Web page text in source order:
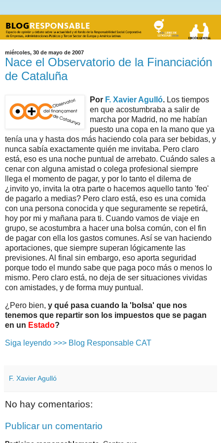
miércoles, 30 de mayo de 2007
Nace el Observatorio de la Financiación
de Cataluña
Por F. Xavier Agulló. Los tiempos
en que acostumbraba a salir de
marcha por Madrid, no me habían
puesto una copa en la mano que ya
tenía una y hasta dos más haciendo cola para ser bebidas, y
nunca sabía exactamente quién me invitaba. Pero claro
está, eso es una noche puntual de arrebato. Cuándo sales a
cenar con alguna amistad o colega profesional siempre
llega el momento de pagar, y por lo tanto el dilema de
¿invito yo, invita la otra parte o hacemos aquello tanto 'feo'
de pagarlo a medias? Pero claro está, eso es una comida
con una persona conocida y que seguramente se repetirá,
hoy por mi y mañana para ti. Cuando vamos de viaje en
grupo, se acostumbra a hacer una bolsa común, con el fin
de pagar con ella los gastos comunes. Así se van haciendo
aportaciones, que siempre superan lógicamente las
previsiones. Al final sin embargo, eso aporta seguridad
porque todo el mundo sabe que paga poco más o menos lo
mismo. Pero claro está, no deja de ser situaciones vividas
con amistades, y de forma muy puntual.
¿Pero bien, y qué pasa cuando la 'bolsa' que nos
tenemos que repartir son los impuestos que se pagan
en un Estado?
Siga leyendo >>> Blog Responsable CAT
F. Xavier Agulló
No hay comentarios:
Publicar un comentario